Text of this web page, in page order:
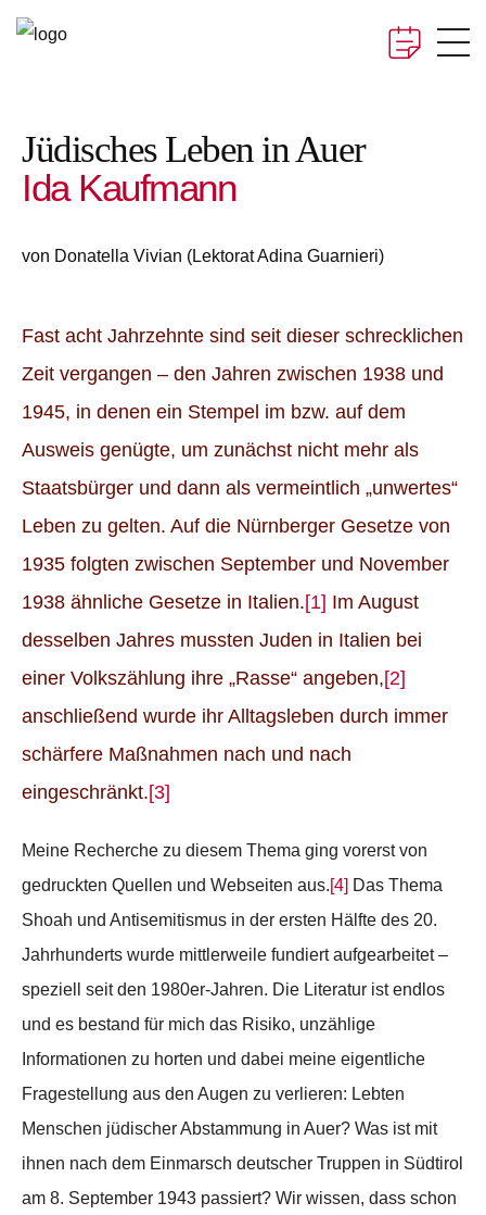
Veranstaltungen
100 Jahre Leben
Aurer Anger
360 Jahre Kirchenchor
Referendum zur Justizreform
Projektarchiv
Vereine
Aktionen
Jüdisches Leben in Auer
Ida Kaufmann
von Donatella Vivian (Lektorat Adina Guarnieri)
Fast acht Jahrzehnte sind seit dieser schrecklichen
Zeit vergangen – den Jahren zwischen 1938 und
1945, in denen ein Stempel im bzw. auf dem
Ausweis genügte, um zunächst nicht mehr als
Staatsbürger und dann als vermeintlich „unwertes“
Leben zu gelten. Auf die Nürnberger Gesetze von
1935 folgten zwischen September und November
1938 ähnliche Gesetze in Italien.[1] Im August
desselben Jahres mussten Juden in Italien bei
einer Volkszählung ihre „Rasse“ angeben,[2]
anschließend wurde ihr Alltagsleben durch immer
schärfere Maßnahmen nach und nach
eingeschränkt.[3]
Meine Recherche zu diesem Thema ging vorerst von
gedruckten Quellen und Webseiten aus.[4] Das Thema
Shoah und Antisemitismus in der ersten Hälfte des 20.
Jahrhunderts wurde mittlerweile fundiert aufgearbeitet –
speziell seit den 1980er-Jahren. Die Literatur ist endlos
und es bestand für mich das Risiko, unzählige
Informationen zu horten und dabei meine eigentliche
Fragestellung aus den Augen zu verlieren: Lebten
Menschen jüdischer Abstammung in Auer? Was ist mit
ihnen nach dem Einmarsch deutscher Truppen in Südtirol
am 8. September 1943 passiert? Wir wissen, dass schon